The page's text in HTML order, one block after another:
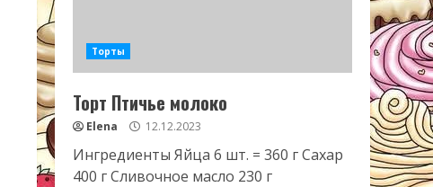
Торты
Торт Птичье молоко
Elena 12.12.2023
Ингредиенты Яйца 6 шт. = 360 г Сахар
400 г Сливочное масло 230 г